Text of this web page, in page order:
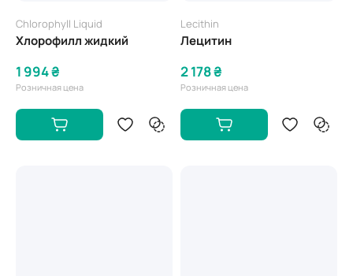
Chlorophyll Liquid
Хлорофилл жидкий
1 994 ₴
Розничная цена
Lecithin
Лецитин
2 178 ₴
Розничная цена